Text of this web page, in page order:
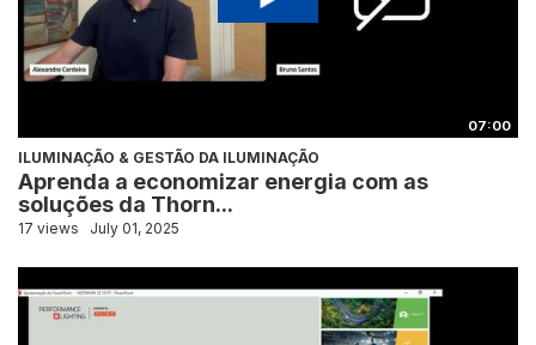
07:00
ILUMINAÇÃO & GESTÃO DA ILUMINAÇÃO
Aprenda a economizar energia com as
soluções da Thorn...
17 views July 01, 2025